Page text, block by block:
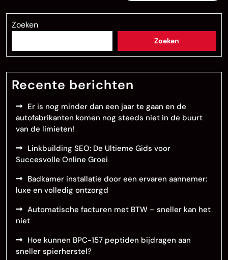
Zoeken
Zoeken
Recente berichten
Er is nog minder dan een jaar te gaan en de
autofabrikanten komen nog steeds niet in de buurt
van de limieten!
Linkbuilding SEO: De Ultieme Gids voor
Succesvolle Online Groei
Badkamer installatie door een ervaren aannemer:
luxe en volledig ontzorgd
Automatische facturen met BTW – sneller kan het
niet
Hoe kunnen BPC-157 peptiden bijdragen aan
sneller spierherstel?